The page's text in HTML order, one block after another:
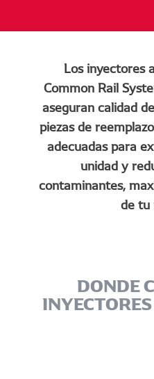
Los inyectores
Common Rail
aseguran calidad
piezas de
adecuadas para
unidad y
contaminantes,
de tu
DONDE